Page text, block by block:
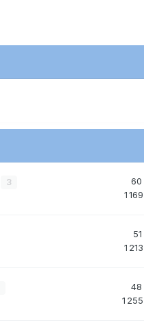
3 60
1 169
51
1 213
48
1 255